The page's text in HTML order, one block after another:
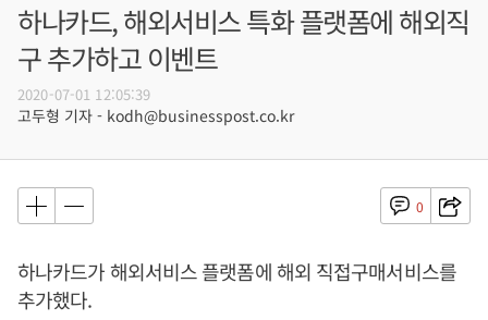
하나카드, 해외서비스 특화 플랫폼에 해외직
구 추가하고 이벤트
2020-07-01 12:05:39
고두형 기자 - kodh@businesspost.co.kr
0
하나카드가 해외서비스 플랫폼에 해외 직접구매서비스를
추가했다.